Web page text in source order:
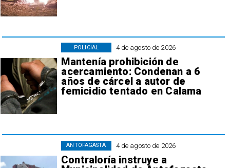
4 de agosto de 2026
Mantenía prohibición de
acercamiento: Condenan a 6
años de cárcel a autor de
femicidio tentado en Calama
POLICIAL
4 de agosto de 2026
Contraloría instruye a
ANTOFAGASTA